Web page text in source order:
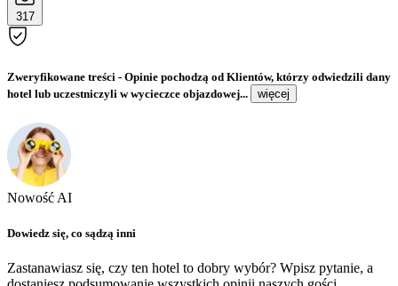
317
Zweryfikowane treści - Opinie pochodzą od Klientów, którzy odwiedzili dany
hotel lub uczestniczyli w wycieczce objazdowej...
więcej
Nowość AI
Dowiedz się, co sądzą inni
Zastanawiasz się, czy ten hotel to dobry wybór? Wpisz pytanie, a